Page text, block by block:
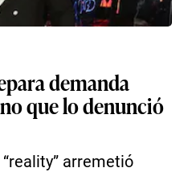
demanda
que lo denunció
arremetió